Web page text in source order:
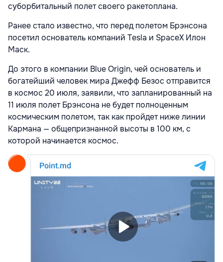
суборбитальный полет своего ракетоплана.
Ранее стало известно, что перед полетом Брэнсона
посетил основатель компаний Tesla и SpaceX Илон
Маск.
До этого в компании Blue Origin, чей основатель и
богатейший человек мира Джефф Безос отправится
в космос 20 июля, заявили, что запланированный на
11 июля полет Брэнсона не будет полноценным
космическим полетом, так как пройдет ниже линии
Кармана — общепризнанной высоты в 100 км, с
которой начинается космос.